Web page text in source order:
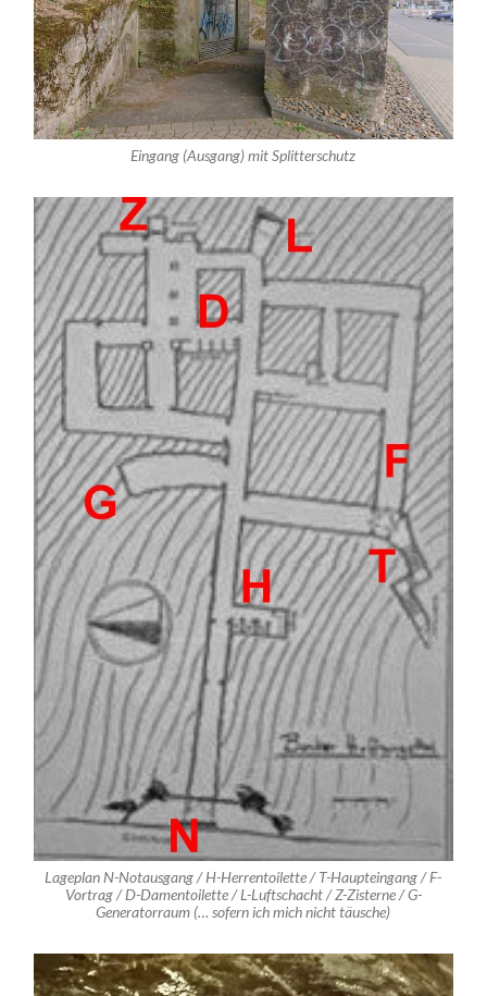
Eingang (Ausgang) mit Splitterschutz
Lageplan N-Notausgang / H-Herrentoilette / T-Haupteingang / F-
Vortrag / D-Damentoilette / L-Luftschacht / Z-Zisterne / G-
Generatorraum (… sofern ich mich nicht täusche)